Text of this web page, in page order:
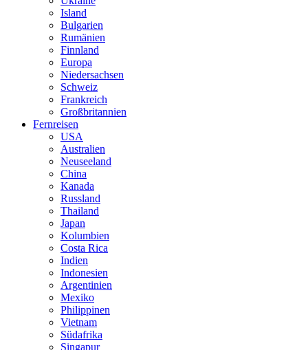
Island
Bulgarien
Rumänien
Finnland
Europa
Niedersachsen
Schweiz
Frankreich
Großbritannien
Fernreisen
USA
Australien
Neuseeland
China
Kanada
Russland
Thailand
Japan
Kolumbien
Costa Rica
Indien
Indonesien
Argentinien
Mexiko
Philippinen
Vietnam
Südafrika
Singapur